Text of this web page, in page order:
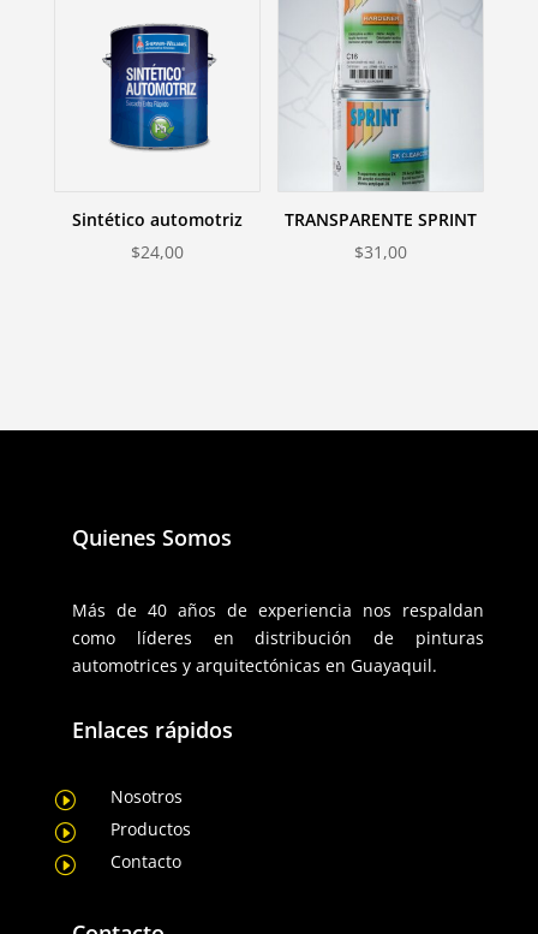
Sintético automotriz
$24,00
TRANSPARENTE SPRINT
$31,00
Quienes Somos
Más de 40 años de experiencia nos respaldan
como líderes en distribución de pinturas
automotrices y arquitectónicas en Guayaquil.
Enlaces rápidos
I Nosotros
I Productos
I Contacto